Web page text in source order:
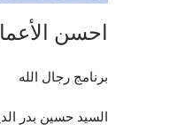
احسن
برنامج رجال الله
السيد حسين بدر